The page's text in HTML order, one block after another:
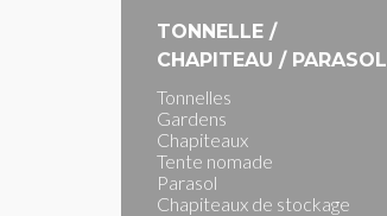
TONNELLE /
CHAPITEAU / PARASOL
Tonnelles
Gardens
Chapiteaux
Tente nomade
Parasol
Chapiteaux de stockage